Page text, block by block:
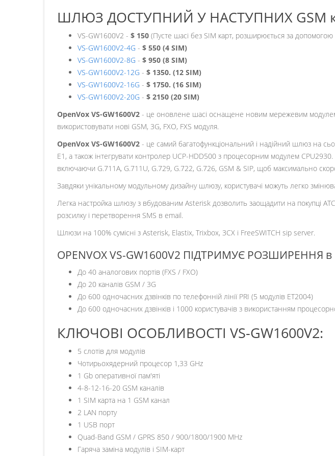
ШЛЮЗ ДОСТУПНИЙ У НАСТУПНИХ GSM
VS-GW1600V2 - $ 150 (Пусте шасі без SIM карт, розширюється за допомогою
VS-GW1600V2-4G - $ 550 (4 SIM)
VS-GW1600V2-8G - $ 950 (8 SIM)
VS-GW1600V2-12G - $ 1350. (12 SIM)
VS-GW1600V2-16G - $ 1750. (16 SIM)
VS-GW1600V2-20G - $ 2150 (20 SIM)
OpenVox VS-GW1600V2 - це оновлене шасі оснащене новим мережевим
використовувати нові GSM, 3G, FXO, FXS модуля.
OpenVox VS-GW1600V2 - це самий багатофункціональний і надійний шлюз на
E1, а також інтегрувати контролер UCP-HDD500 з процесорним модулем CPU2930.
включаючи G.711A, G.711U, G.729, G.722, G.726, GSM & SIP, щоб максимально
Завдяки унікальному модульному дизайну шлюзу, користувачі можуть легко
Легка настройка шлюзу з вбудованим Asterisk дозволить заощадити на покупці
розсилку і перетворення SMS в email.
Шлюзи на 100% сумісні з Asterisk, Elastix, Trixbox, 3CX і FreeSWITCH sip server.
OPENVOX VS-GW1600V2 ПІДТРИМУЄ РОЗШИРЕННЯ в
До 40 аналогових портів (FXS / FXO)
До 20 каналів GSM / 3G
До 600 одночасних дзвінків по телефонній лінії PRI (5 модулів ET2004)
До 600 одночасних дзвінків і 1000 користувачів з використанням
КЛЮЧОВІ ОСОБЛИВОСТІ VS-GW1600V2:
5 слотів для модулів
Чотирьохядерний процесор 1,33 GHz
1 Gb оперативної пам'яті
4-8-12-16-20 GSM каналів
1 SIM карта на 1 GSM канал
2 LAN порту
1 USB порт
Quad-Band GSM / GPRS 850 / 900/1800/1900 MHz
Гаряча заміна модулів і SIM-карт